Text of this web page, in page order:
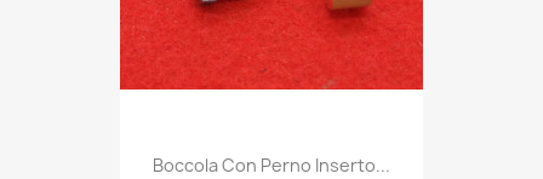
Boccola Con Perno Inserto...